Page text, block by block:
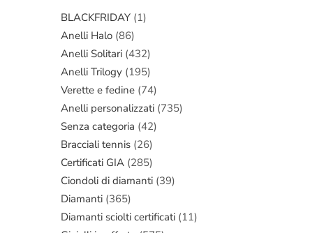
BLACKFRIDAY (1)
Anelli Halo (86)
Anelli Solitari (432)
Anelli Trilogy (195)
Verette e fedine (74)
Anelli personalizzati (735)
Senza categoria (42)
Bracciali tennis (26)
Certificati GIA (285)
Ciondoli di diamanti (39)
Diamanti (365)
Diamanti sciolti certificati (11)